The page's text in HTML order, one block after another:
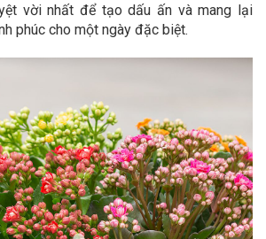
vời nhất để tạo dấu ấn và mang lại
phúc cho một ngày đặc biệt.